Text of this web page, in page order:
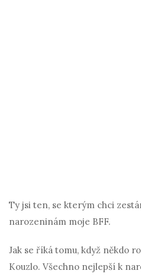
Ty jsi ten, se kterým chci
narozeninám moje BFF.
Jak se říká tomu, když někdo
Kouzlo. Všechno nejlepší k